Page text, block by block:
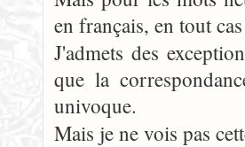
en français, en tout
J'admets des
que la
univoque.
Mais je ne vois pas